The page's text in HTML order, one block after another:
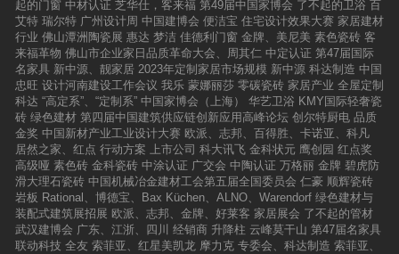
起的门窗 中材认证 芝华仕，客来福 第49届中国家博会 了不起的卫浴 百
艾特 瑞尔特 广州设计周 中国建博会 便洁宝 住宅设计效果大赛 家居建材
行业 佛山潭洲陶瓷展 惠达 梦洁 佳德利门窗 金牌、美尼美 素色瓷砖 客
来福革物 佛山市企业家日品质革命大会、周其仁 中定认证 第47届国际
名家具 新中源、靓家居 2023年定制家居市场规模 新中源 科达制造 中国
忠旺 设计河南建设工作会议 我乐 蒙娜丽莎 零碳瓷砖 家居产业 全屋定制
科达 “高定系”、“定制系” 中国家博会（上海） 华艺卫浴 KMY国际轻奢瓷
砖 绿色建材 第四届中国建筑供应链创新应用高峰论坛 创尔特厨电 品质
金奖 中国新材产业工业设计大赛 欧派、志邦、百得胜、卡诺亚、科凡
居然之家、红点 行动方案 上市公司 科大讯飞 金科状元 鹰创园 红点奖
高级哑 素色砖 金科瓷砖 中涂认证 广交会 中陶认证 万格丽 金牌 碧虎防
滑大理石瓷砖 中国机械冶金建材工会第五届全国委员会 仁豪 顺辉瓷砖
岩板 Rational、博德宝、Bax Küchen、ALNO、Warendorf 绿色建材与
装配式建筑展招展 欧派、志邦、金牌、好莱客 家居展会 了不起的管材
武汉建博会 广东、江浙、四川 经销商 升降柱 云峰莫干山 第47届名家具
联动科技 全友 索菲亚、红星美凯龙 摩力克 专委会、科达制造 索菲亚、